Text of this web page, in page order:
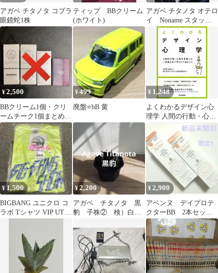
アガベ チタノタ コブラ
眼鏡蛇1株
ティップ BBクリーム
(ホワイト)
アガベ チタノタ オテロ
イ Noname スタッ
ズ ぶつぶつタイプ
写真現物
¥2,500
BBクリーム1個・クリ
ームチーク1個まとめ売
り
¥499
廃盤⭐️bB 黄
¥ 1,248
よくわかるデザイン心
理学 人間の行動・心理
を考慮した一歩進んだ
デザインへのヒント
¥ 1,500
BIGBANG ユニクロ コ
ラボ Tシャツ VIP UT
¥2,200
アガベ チタノタ 黒
豹 子株② 検）白
ルー
¥2,900
アベンヌ デイプロテ
クターBB 2本セッ
ト 新品未開封 日中
用美容液